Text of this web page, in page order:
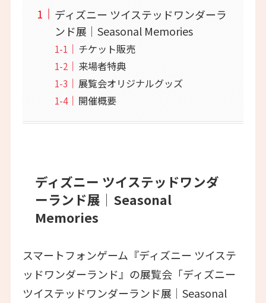
ディズニー ツイステッドワンダーラ
ンド展│Seasonal Memories
チケット販売
来場者特典
展覧会オリジナルグッズ
開催概要
ディズニー ツイステッドワンダ
ーランド展│Seasonal
Memories
スマートフォンゲーム『ディズニー ツイステ
ッドワンダーランド』の展覧会「ディズニー
ツイステッドワンダーランド展│Seasonal